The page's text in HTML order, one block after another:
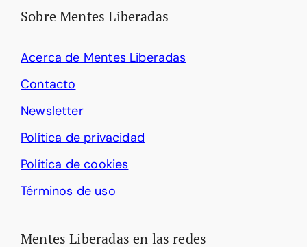
Sobre Mentes Liberadas
Acerca de Mentes Liberadas
Contacto
Newsletter
Política de privacidad
Política de cookies
Términos de uso
Mentes Liberadas en las redes